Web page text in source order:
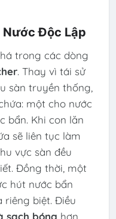
Nước Độc Lập
trong các dòng
. Thay vì tái sử
sàn truyền thống,
một cho nước
bẩn. Khi con lăn
sẽ liên tục làm
vực sàn đều
Đồng thời, một
hút nước bẩn
riêng biệt. Điều
sạch bóng hơn